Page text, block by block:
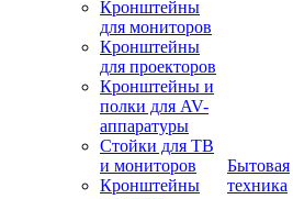
Кронштейны
для мониторов
Кронштейны
для проекторов
Кронштейны и
полки для AV-
аппаратуры
Стойки для ТВ
и мониторов
Кронштейны
Бытовая
техника